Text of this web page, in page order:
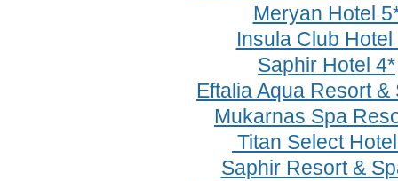
Meryan Hotel
Insula Club Hotel
Saphir Hotel 4*
Eftalia Aqua Resort &
Mukarnas Spa
Titan Select
Saphir Resort &